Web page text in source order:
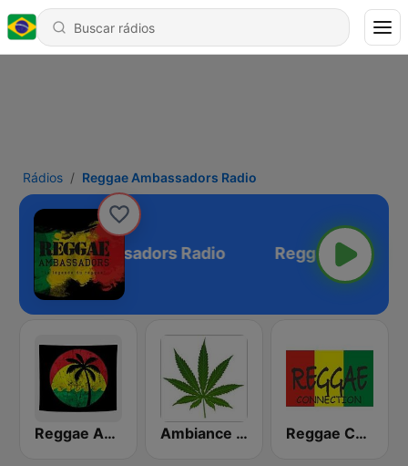
Rádios Reggae Ambassadors Radio
Reggae Ambassadors Radio
Reggae Ambassadors Radio Ambiance Reggae Reggae Connection